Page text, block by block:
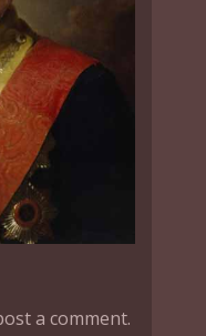
a comment.